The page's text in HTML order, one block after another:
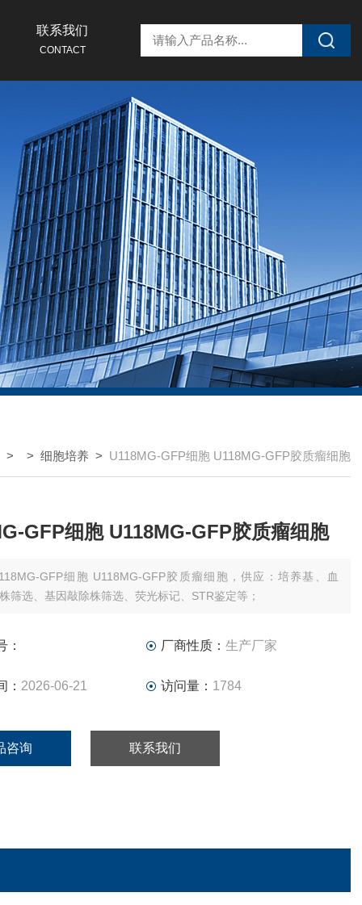
联系我们
CONTACT
> > 细胞培养 > U118MG-GFP细胞 U118MG-GFP胶质瘤细胞
GFP细胞 U118MG-GFP胶质瘤细胞
GFP细胞 U118MG-GFP胶质瘤细胞，供应：培养基、血
筛选、基因敲除株筛选、荧光标记、STR鉴定等；
： 厂商性质： 生产厂家
： 2026-06-21 访问量： 1784
咨询 联系我们